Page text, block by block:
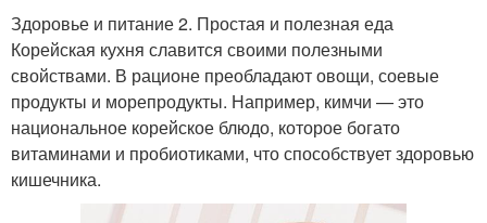
Здоровье и питание 2. Простая и полезная еда
Корейская кухня славится своими полезными
свойствами. В рационе преобладают овощи, соевые
продукты и морепродукты. Например, кимчи — это
национальное корейское блюдо, которое богато
витаминами и пробиотиками, что способствует здоровью
кишечника.